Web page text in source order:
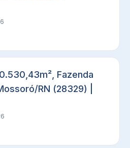
Fazenda
RN (28329) |